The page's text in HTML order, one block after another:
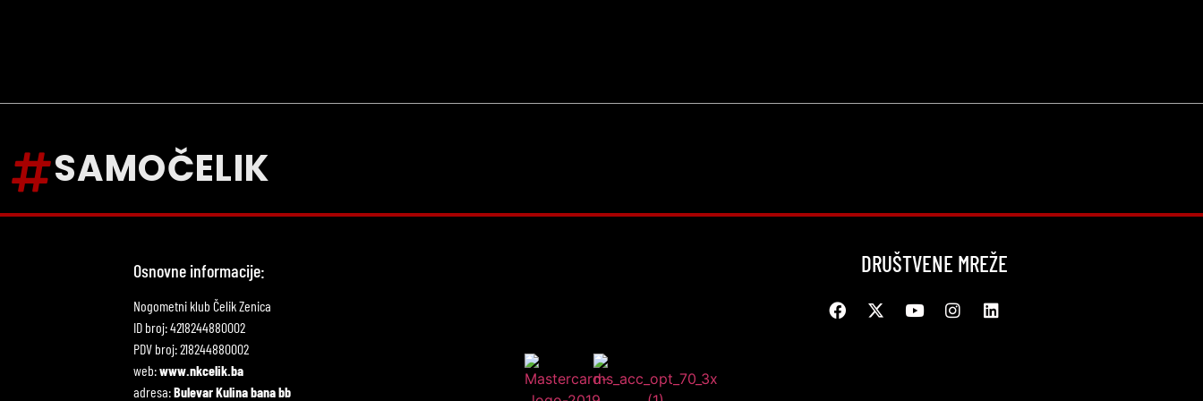
SAMOČELIK
Osnovne informacije:
Nogometni klub Čelik Zenica
ID broj: 4218244880002
PDV broj: 218244880002
web:www.nkcelik.ba
adresa:Bulevar Kulina bana bb
DRUŠTVENE MREŽE